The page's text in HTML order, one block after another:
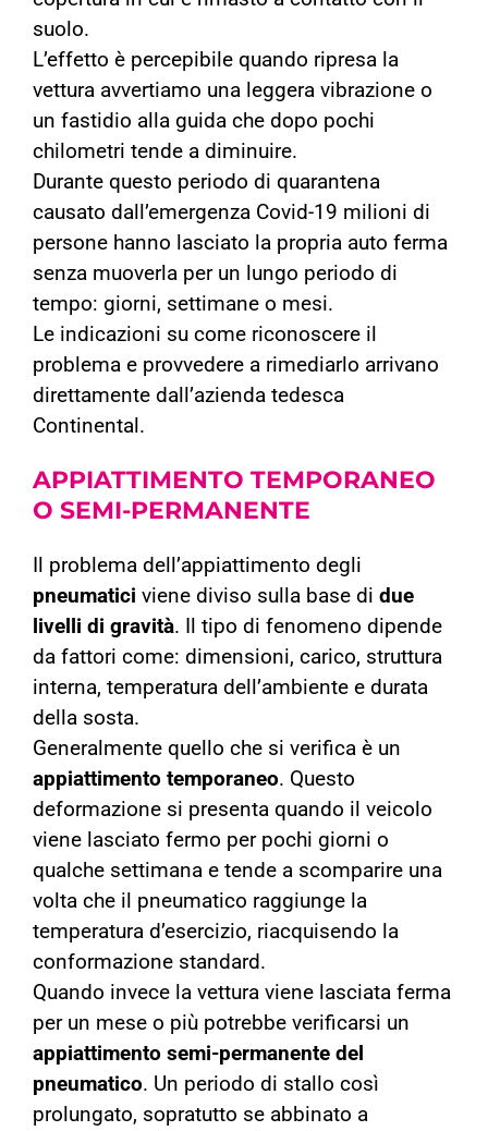
suolo.
L’effetto è percepibile quando ripresa la
vettura avvertiamo una leggera vibrazione o
un fastidio alla guida che dopo pochi
chilometri tende a diminuire.
Durante questo periodo di quarantena
causato dall’emergenza Covid-19 milioni di
persone hanno lasciato la propria auto ferma
senza muoverla per un lungo periodo di
tempo: giorni, settimane o mesi.
Le indicazioni su come riconoscere il
problema e provvedere a rimediarlo arrivano
direttamente dall’azienda tedesca
Continental.
APPIATTIMENTO TEMPORANEO
O SEMI-PERMANENTE
Il problema dell’appiattimento degli
pneumatici viene diviso sulla base di due
livelli di gravità. Il tipo di fenomeno dipende
da fattori come: dimensioni, carico, struttura
interna, temperatura dell’ambiente e durata
della sosta.
Generalmente quello che si verifica è un
appiattimento temporaneo. Questo
deformazione si presenta quando il veicolo
viene lasciato fermo per pochi giorni o
qualche settimana e tende a scomparire una
volta che il pneumatico raggiunge la
temperatura d’esercizio, riacquisendo la
conformazione standard.
Quando invece la vettura viene lasciata ferma
per un mese o più potrebbe verificarsi un
appiattimento semi-permanente del
pneumatico. Un periodo di stallo così
prolungato, sopratutto se abbinato a